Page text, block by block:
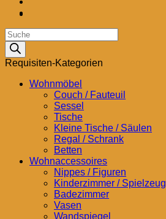
Products
search
Requisiten-Kategorien
Wohnmöbel
Couch / Fauteuil
Sessel
Tische
Kleine Tische / Säulen
Regal / Schrank
Betten
Wohnaccessoires
Nippes / Figuren
Kinderzimmer / Spielzeug
Badezimmer
Vasen
Wandspiegel